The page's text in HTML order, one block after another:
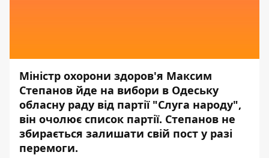
Міністр охорони здоров'я Максим
Степанов йде на вибори в Одеську
обласну раду від партії "Слуга народу",
він очолює список партії. Степанов не
збирається залишати свій пост у разі
перемоги.